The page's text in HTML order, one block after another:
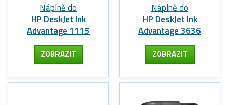
Náplně do
HP DeskJet Ink
Advantage 1115
ZOBRAZIT
Náplně do
HP DeskJet Ink
Advantage 3636
ZOBRAZIT